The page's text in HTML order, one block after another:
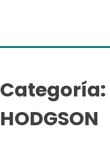
Categoría:
HODGSON